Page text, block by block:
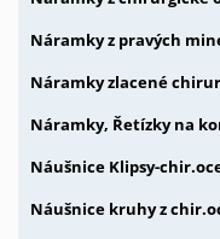
Náramky z pravých
Náramky zlacené
Náramky, Řetízky na
Náušnice Klipsy-
Náušnice kruhy z